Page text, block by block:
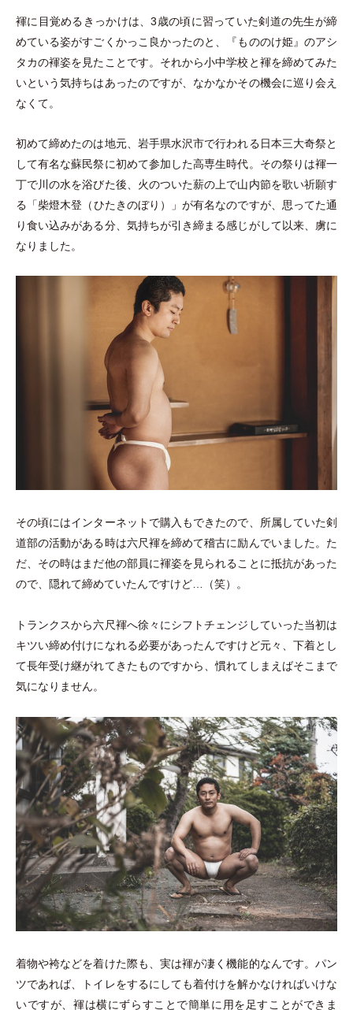
褌に目覚めるきっかけは、3歳の頃に習っていた剣道の先生が締
めている姿がすごくかっこ良かったのと、『もののけ姫』のアシ
タカの褌姿を見たことです。それから小中学校と褌を締めてみた
いという気持ちはあったのですが、なかなかその機会に巡り会え
なくて。
初めて締めたのは地元、岩手県水沢市で行われる日本三大奇祭と
して有名な蘇民祭に初めて参加した高専生時代。その祭りは褌一
丁で川の水を浴びた後、火のついた薪の上で山内節を歌い祈願す
る 「柴燈木登 （ひたきのぼり ） 」が有名なのですが、思ってた通
り食い込みがある分、気持ちが引き締まる感じがして以来、虜に
なりました。
その頃にはインターネットで購入もできたので、所属していた剣
道部の活動がある時は六尺褌を締めて稽古に励んでいました。た
だ、その時はまだ他の部員に褌姿を見られることに抵抗があった
ので、隠れて締めていたんですけど…
（笑） 。
トランクスから六尺褌へ徐々にシフトチェンジしていった当初は
キツい締め付けになれる必要があったんですけど元々、下着とし
て長年受け継がれてきたものですから、慣れてしまえばそこまで
気になりません。
着物や袴などを着けた際も、実は褌が凄く機能的なんです。パン
ツであれば、トイレをするにしても着付けを解かなければいけな
いですが、褌は横にずらすことで簡単に用を足すことができま